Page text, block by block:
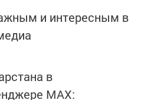
и интересным в
в
MАХ: